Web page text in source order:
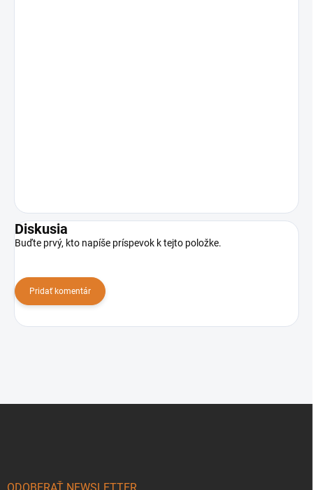
Diskusia
Buďte prvý, kto napíše príspevok k tejto položke.
Pridať komentár